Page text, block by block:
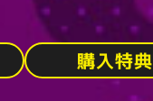
購入特典